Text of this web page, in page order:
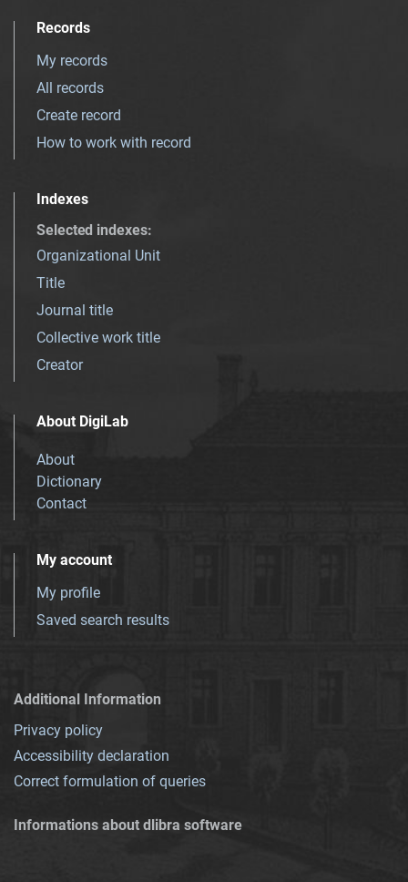
Records
My records
All records
Create record
How to work with record
Indexes
Selected indexes:
Organizational Unit
Title
Journal title
Collective work title
Creator
About DigiLab
About
Dictionary
Contact
My account
My profile
Saved search results
Additional Information
Privacy policy
Accessibility declaration
Correct formulation of queries
Informations about dlibra software